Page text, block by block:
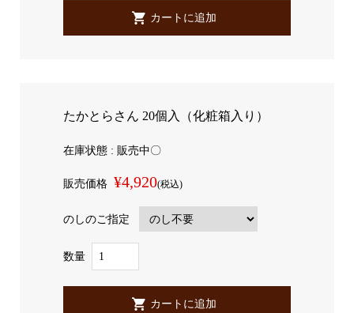
たかとらさん 20個入（化粧箱入り）
在庫状態 : 販売中〇
販売価格 ¥4,920(税込)
のしのご指定
数量